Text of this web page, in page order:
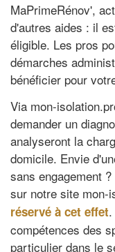
MaPrimeRénov',
d'autres aides : il
éligible. Les pros
démarches
bénéficier pour
Via mon-
demander un
analyseront la
domicile. Envie
sans engagement
sur notre site mon-
réservé à cet effet
compétences des
particulier dans le